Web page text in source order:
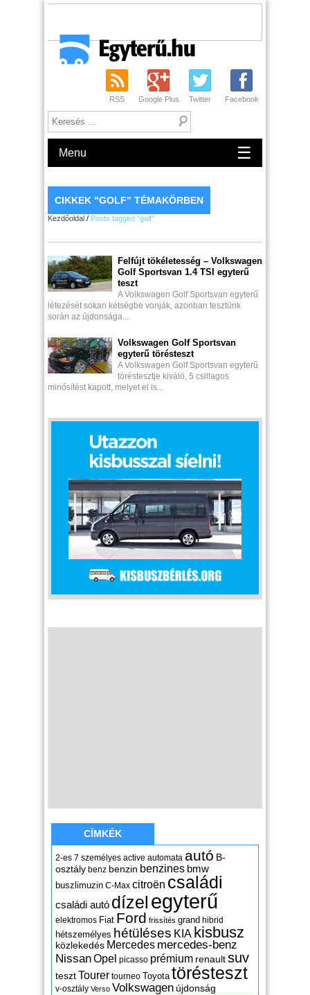
RSS Google Plus Twitter Facebook
Menu ☰
CIKKEK "GOLF" TÉMAKÖRBEN
Kezdőoldal / Posts tagged "golf"
Felfújt tökéletesség – Volkswagen
Golf Sportsvan 1.4 TSI egyterű
teszt
A Volkswagen Golf Sportsvan egyterű
létezését sokan kétségbe vonják, azonban tesztünk
során az újdonsága...
Volkswagen Golf Sportsvan
egyterű törésteszt
A Volkswagen Golf Sportsvan egyterű
töréstesztje kiváló, 5 csillagos
minősítést kapott, melyet el is...
CÍMKÉK
2-es 7 személyes active automata autó B-
osztály benz benzin benzines bmw
buszlimuzin C-Max citroën családi
családi autó dízel egyterű
elektromos Fiat Ford frissítés grand hibrid
hétszemélyes hétüléses KIA kisbusz
közlekedés Mercedes mercedes-benz
NissanOpel picasso prémium renaultsuv
tesztTourer tourneo Toyota törésteszt
v-osztály Verso Volkswagen újdonság